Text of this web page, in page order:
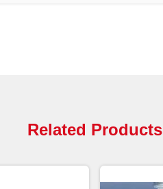
Related Products